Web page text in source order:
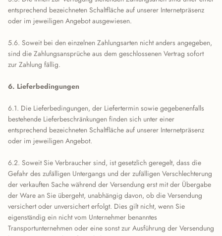
entsprechend bezeichneten Schaltfläche auf unserer Internetpräsenz
oder im jeweiligen Angebot ausgewiesen.
5.6. Soweit bei den einzelnen Zahlungsarten nicht anders angegeben,
sind die Zahlungsansprüche aus dem geschlossenen Vertrag sofort
zur Zahlung fällig.
6. Lieferbedingungen
6.1. Die Lieferbedingungen, der Liefertermin sowie gegebenenfalls
bestehende Lieferbeschränkungen finden sich unter einer
entsprechend bezeichneten Schaltfläche auf unserer Internetpräsenz
oder im jeweiligen Angebot.
6.2. Soweit Sie Verbraucher sind, ist gesetzlich geregelt, dass die
Gefahr des zufälligen Untergangs und der zufälligen Verschlechterung
der verkauften Sache während der Versendung erst mit der Übergabe
der Ware an Sie übergeht, unabhängig davon, ob die Versendung
versichert oder unversichert erfolgt. Dies gilt nicht, wenn Sie
eigenständig ein nicht vom Unternehmer benanntes
Transportunternehmen oder eine sonst zur Ausführung der Versendung